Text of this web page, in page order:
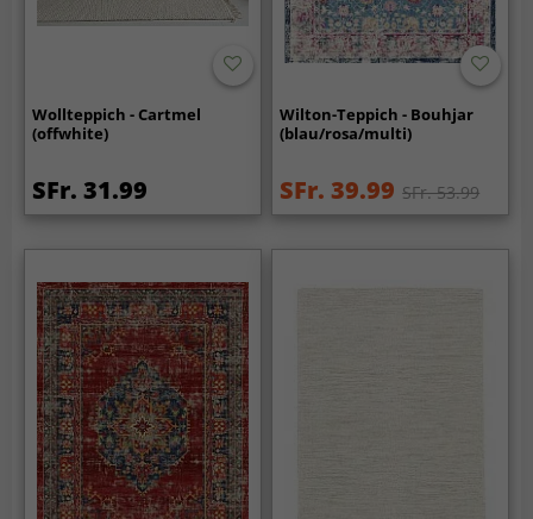
Wollteppich - Cartmel
(offwhite)
SFr. 31.99
Wilton-Teppich - Bouhjar
(blau/rosa/multi)
SFr. 39.99 SFr. 53.99